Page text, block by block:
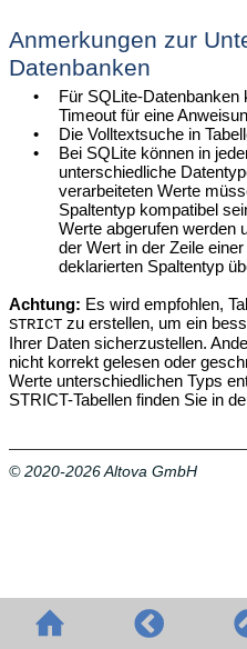
Anmerkungen zur
Datenbanken
•
Für SQLite-
Timeout für eine
•
Die Volltextsuche in
•
Bei SQLite können in
unterschiedliche
verarbeiteten Werte
Spaltentyp kompatibel
Werte abgerufen werden
der Wert in der Zeile
deklarierten Spaltentyp
Achtung: Es wird empfohlen,
STRICTzu erstellen, um ein
Ihrer Daten sicherzustellen.
nicht korrekt gelesen oder
Werte unterschiedlichen Typs
STRICT-Tabellen finden Sie in
© 2020-2026 Altova GmbH